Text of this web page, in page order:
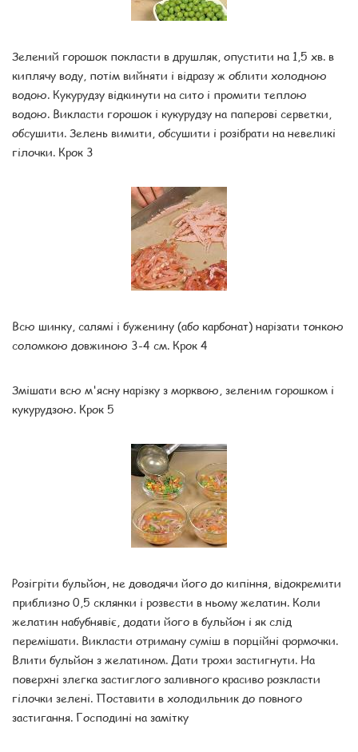
Зелений горошок покласти в друшляк, опустити на 1,5 хв. в
киплячу воду, потім вийняти і відразу ж облити холодною
водою. Кукурудзу відкинути на сито і промити теплою
водою. Викласти горошок і кукурудзу на паперові серветки,
обсушити. Зелень вимити, обсушити і розібрати на невеликі
гілочки. Крок 3
Всю шинку, салямі і буженину (або карбонат) нарізати тонкою
соломкою довжиною 3-4 см. Крок 4
Змішати всю м'ясну нарізку з морквою, зеленим горошком і
кукурудзою. Крок 5
Розігріти бульйон, не доводячи його до кипіння, відокремити
приблизно 0,5 склянки і розвести в ньому желатин. Коли
желатин набубнявіє, додати його в бульйон і як слід
перемішати. Викласти отриману суміш в порційні формочки.
Влити бульйон з желатином. Дати трохи застигнути. На
поверхні злегка застиглого заливного красиво розкласти
гілочки зелені. Поставити в холодильник до повного
застигання. Господині на замітку